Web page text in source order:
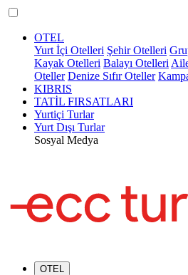
OTEL
Yurt İçi Otelleri Şehir Otelleri
Kayak Otelleri Balayı Otelleri
Oteller Denize Sıfır Oteller
KIBRIS
TATİL FIRSATLARI
Yurtiçi Turlar
Yurt Dışı Turlar
Sosyal Medya
OTEL